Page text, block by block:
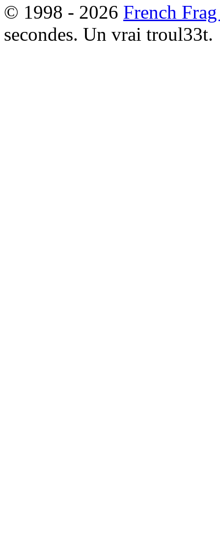
© 1998 - 2026 French
secondes. Un vrai troul33t.